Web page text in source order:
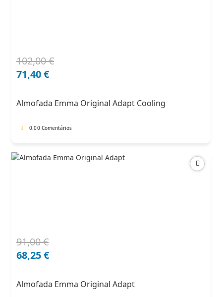
102,00€
O
preço
102,00 €.
71,40€
O
preço
71,40 €.
Almofada Emma Original Adapt Cooling
0.00 Comentários
91,00€
O
preço
91,00 €.
68,25€
O
preço
68,25 €.
Almofada Emma Original Adapt